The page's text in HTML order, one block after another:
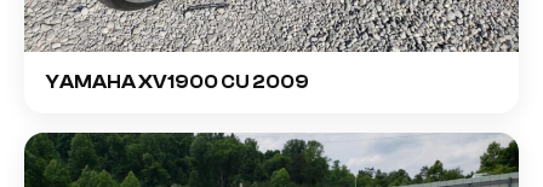
YAMAHA XV1900 CU 2009